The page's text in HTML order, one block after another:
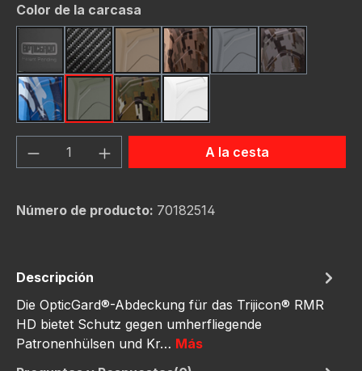
Seleccione
Color de la carcasa
Black Carbon FiberFDE (Flat Dark Earth)
FDE CamoGunmetalGunmetal
Navy CamoOD GreenOD Green Camo
White
Cantidad del producto: introduce la
A la cesta
Número de producto: 70182514
Descripción
Die OpticGard®-Abdeckung für das Trijicon® RMR
HD bietet Schutz gegen umherfliegende
Patronenhülsen und Kr… Más